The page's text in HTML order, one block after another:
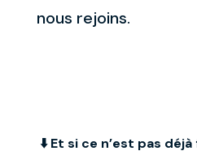
nous rejoins.
⬇️ Et si ce n’est pas